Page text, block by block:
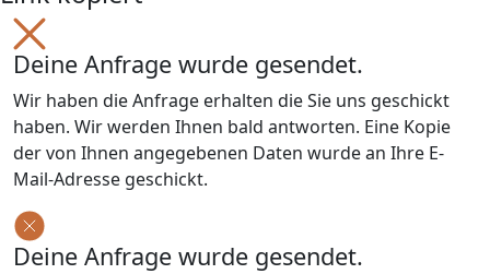
Deine Anfrage wurde gesendet.
Wir haben die Anfrage erhalten die Sie uns geschickt
haben. Wir werden Ihnen bald antworten. Eine Kopie
der von Ihnen angegebenen Daten wurde an Ihre E-
Mail-Adresse geschickt.
Deine Anfrage wurde gesendet.